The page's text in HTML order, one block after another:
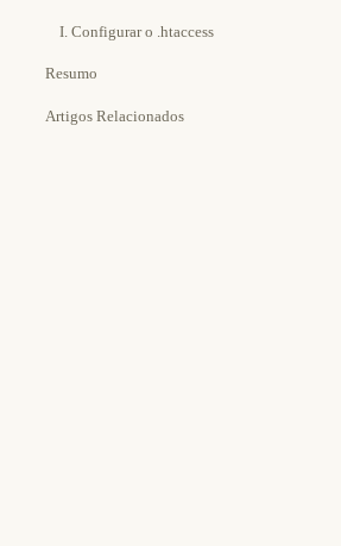
I. Configurar o .htaccess
Resumo
Artigos Relacionados